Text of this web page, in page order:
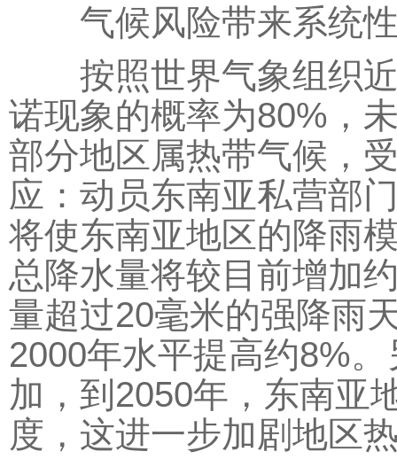
气候风险带来系统
按照世界气象组织近
诺现象的概率为80%，
部分地区属热带气候，
应：动员东南亚私营部
将使东南亚地区的降雨
总降水量将较目前增加
量超过20毫米的强降雨
2000年水平提高约8%
加，到2050年，东南亚
度，这进一步加剧地区